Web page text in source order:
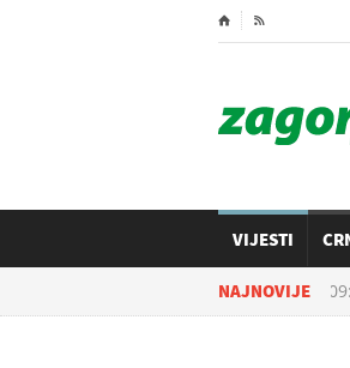
⌂ 
VIJESTI
NAJNOVIJE
06.08.2026. u09:38